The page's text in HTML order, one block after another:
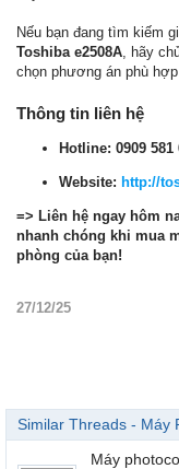
Nếu bạn đang tìm kiếm
Toshiba e2508A , hãy
chọn phương án phù hợp
Thông tin liên hệ
Hotline: 0909 581
Website: http://
=> Liên hệ ngay hôm
nhanh chóng khi mua
phòng của bạn!
27/12/25
Similar Threads - Máy
Máy